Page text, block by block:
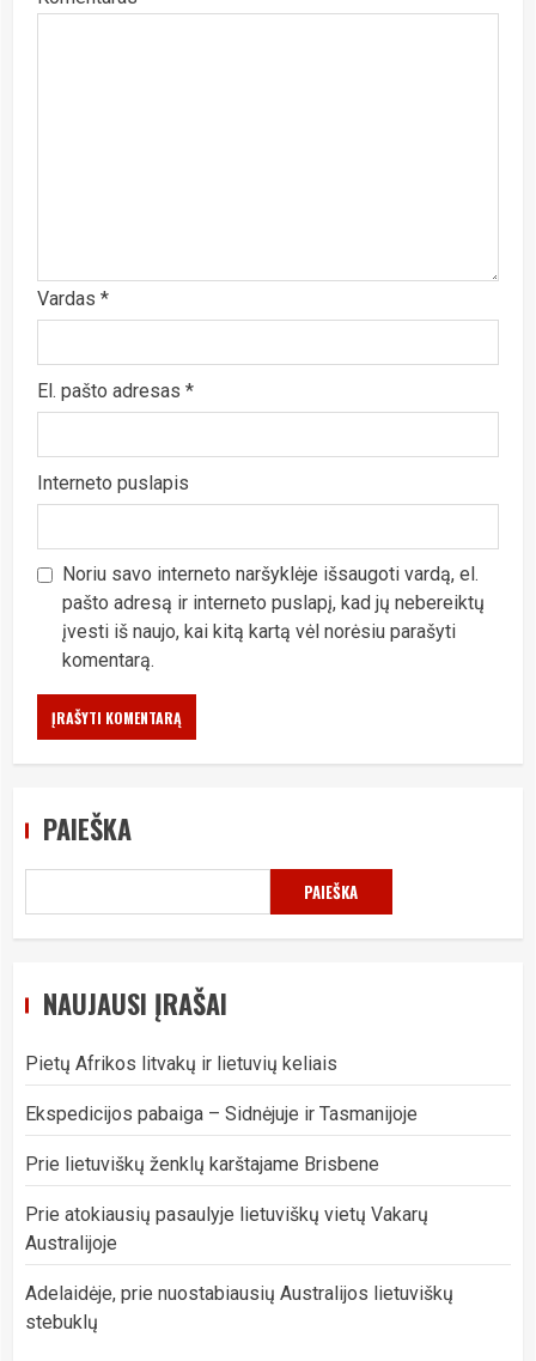
Vardas *
El. pašto adresas *
Interneto puslapis
Noriu savo interneto naršyklėje išsaugoti vardą, el.
pašto adresą ir interneto puslapį, kad jų nebereiktų
įvesti iš naujo, kai kitą kartą vėl norėsiu parašyti
komentarą.
PAIEŠKA
PAIEŠKA
NAUJAUSI ĮRAŠAI
Pietų Afrikos litvakų ir lietuvių keliais
Ekspedicijos pabaiga – Sidnėjuje ir Tasmanijoje
Prie lietuviškų ženklų karštajame Brisbene
Prie atokiausių pasaulyje lietuviškų vietų Vakarų
Australijoje
Adelaidėje, prie nuostabiausių Australijos lietuviškų
stebuklų